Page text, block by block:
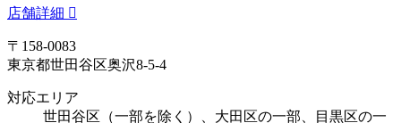
店舗詳細
〒158-0083
東京都世田谷区奥沢8-5-4
対応エリア
世田谷区（一部を除く）、大田区の一部、目黒区の一